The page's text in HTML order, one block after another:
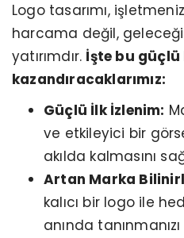
Logo tasarımı,
harcama değil,
yatırımdır. İşte bu güçlü
kazandıracaklarımız:
Güçlü İlk İzlenim:
ve etkileyici bir
akılda kalmasını
Artan Marka
kalıcı bir logo ile
anında